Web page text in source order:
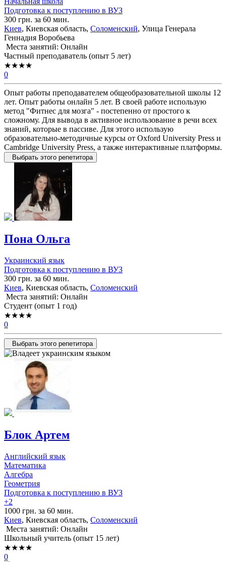
Подготовка к поступлению в ВУЗ
300 грн. за 60 мин.
Киев, Киевская область, Соломенский, Улица Генерала
Геннадия Воробьева
Места занятий: Онлайн
Частный преподаватель (опыт 5 лет)
★★★★
0
Опыт работы преподавателем общеобразовательной школы 12
лет. Опыт работы онлайн 5 лет. В своей работе использую
метод "Фитнес для мозга" - постепенно от простого к
сложному. Для вывода в активное использование в речи всех
знаний, которые в пассиве. Для этого использую
образовательно-методичные курсы от Oxford University Press и
Cambridge University Press, а также интерактивные платформы.
Выбрать этого репетитора
Пона Ольга
Украинский язык
Подготовка к поступлению в ВУЗ
300 грн. за 60 мин.
Киев, Киевская область, Соломенский
Места занятий: Онлайн
Cтудент (опыт 1 год)
★★★★
0
Выбрать этого репетитора
Блок Артем
Английский язык
Математика
Алгебра
Геометрия
Подготовка к поступлению в ВУЗ
+2
1000 грн. за 60 мин.
Киев, Киевская область, Соломенский
Места занятий: Онлайн
Школьный учитель (опыт 15 лет)
★★★★
0